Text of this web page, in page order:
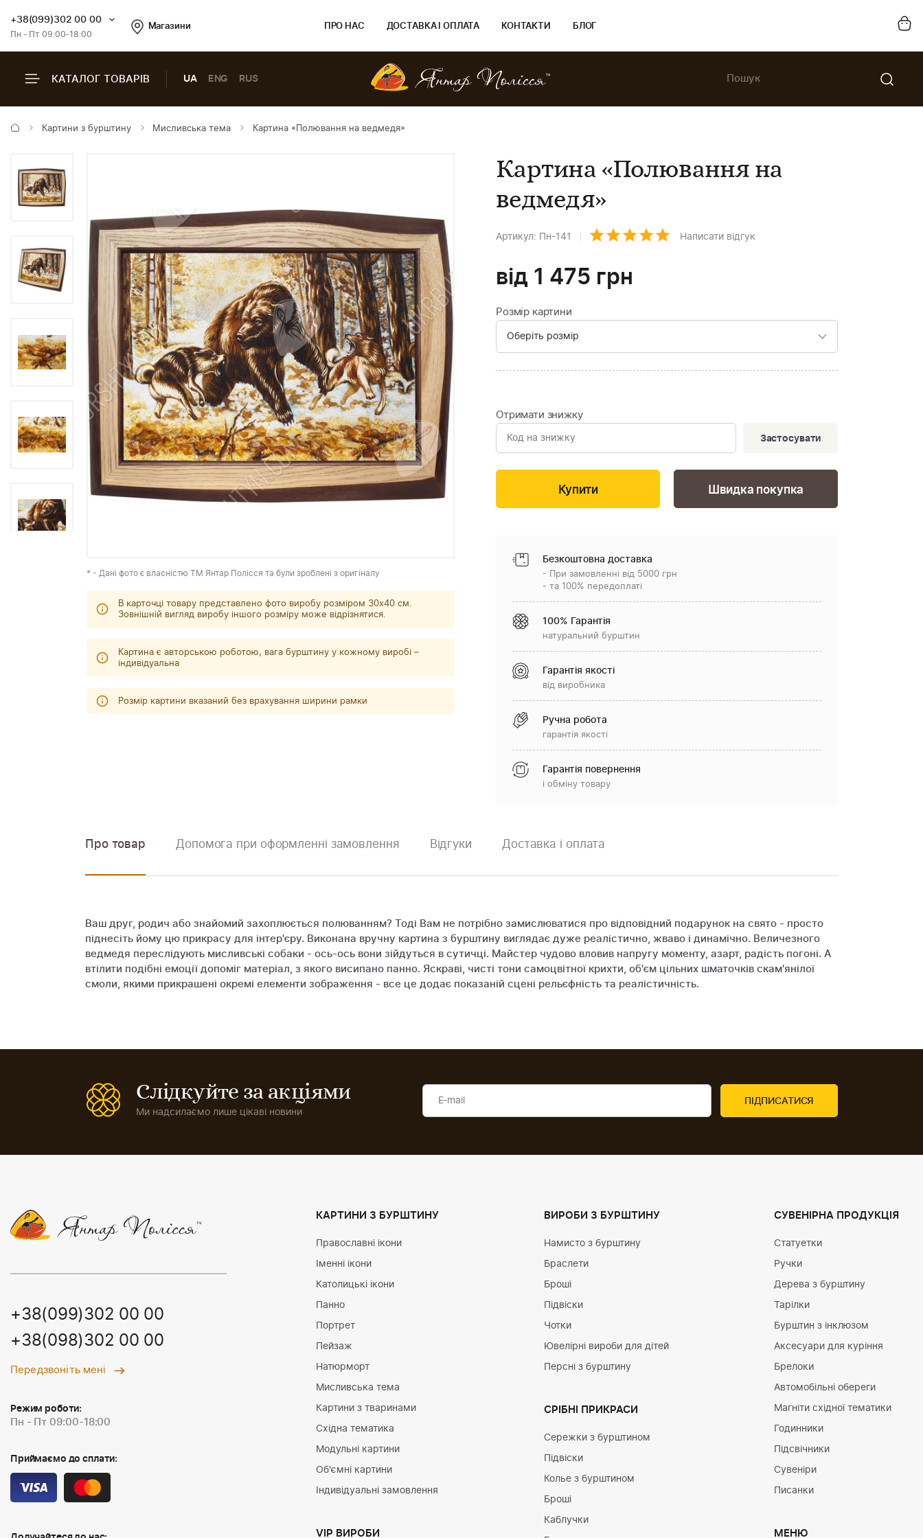
+38(099)302 00 00
Пн - Пт 09:00-18:00
Магазини ПРО НАС ДОСТАВКА І ОПЛАТА КОНТАКТИ БЛОГ
КАТАЛОГ ТОВАРІВ UA ENG RUS
Картини з бурштину Мисливська тема Картина «Полювання на ведмедя»
* - Дані фото є власністю ТМ Янтар Полісся та були зроблені з оригіналу
В карточці товару представлено фото виробу розміром 30x40 см.
Зовнішній вигляд виробу іншого розміру може відрізнятися.
Картина є авторською роботою, вага бурштину у кожному виробі –
індивідуальна
Розмір картини вказаний без врахування ширини рамки
Картина «Полювання на
ведмедя»
Артикул: Пн-141 Написати відгук
від 1 475 грн
Розмір картини
Отримати знижку
Застосувати
Швидка покупка
Безкоштовна доставка
- При замовленні від 5000 грн
- та 100% передоплаті
100% Гарантія
натуральний бурштин
Гарантія якості
від виробника
Ручна робота
гарантія якості
Гарантія повернення
і обміну товару
Про товар Допомога при оформленні замовлення Відгуки Доставка і оплата
Ваш друг, родич або знайомий захоплюється полюванням? Тоді Вам не потрібно замислюватися про відповідний подарунок на свято - просто
піднесіть йому цю прикрасу для інтер'єру. Виконана вручну картина з бурштину виглядає дуже реалістично, жваво і динамічно. Величезного
ведмедя переслідують мисливські собаки - ось-ось вони зійдуться в сутичці. Майстер чудово вловив напругу моменту, азарт, радість погоні. А
втілити подібні емоції допоміг матеріал, з якого висипано панно. Яскраві, чисті тони самоцвітної крихти, об'єм цільних шматочків скам'янілої
смоли, якими прикрашені окремі елементи зображення - все це додає показаній сцені рельєфність та реалістичність.
Слідкуйте за акціями
Ми надсилаємо лише цікаві новини
+38(099)302 00 00
+38(098)302 00 00
Передзвоніть мені
Режим роботи:
Пн - Пт 09:00-18:00
Приймаємо до сплати:
КАРТИНИ З БУРШТИНУ
Православні ікони
Іменні ікони
Католицькі ікони
Панно
Портрет
Пейзаж
Натюрморт
Мисливська тема
Картини з тваринами
Східна тематика
Модульні картини
Об'ємні картини
Індивідуальні замовлення
VIP ВИРОБИ
ВИРОБИ З БУРШТИНУ
Намисто з бурштину
Браслети
Броші
Підвіски
Чотки
Ювелірні вироби для дітей
Персні з бурштину
СРІБНІ ПРИКРАСИ
Сережки з бурштином
Підвіски
Колье з бурштином
Броші
Каблучки
СУВЕНІРНА ПРОДУКЦІЯ
Статуетки
Ручки
Дерева з бурштину
Тарілки
Бурштин з інклюзом
Аксесуари для куріння
Брелоки
Автомобільні обереги
Магніти східної тематики
Годинники
Підсвічники
Сувеніри
Писанки
МЕНЮ